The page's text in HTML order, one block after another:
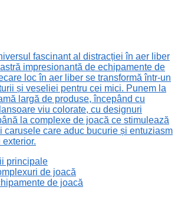
fascinant al distracției în aer liber
impresionantă de echipamente de
loc în aer liber se transformă într-un
și veseliei pentru cei mici. Punem la
largă de produse, începând cu
viu colorate, cu designuri
la complexe de joacă ce stimulează
carusele care aduc bucurie și entuziasm
principale
de joacă
de joacă